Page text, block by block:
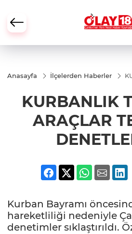
Anasayfa İlçelerden Haberler
KURBANLIK
ARAÇLAR
Kurban Bayramı
hareketliliği nedeniyle
denetimler sıklaştırıldı.